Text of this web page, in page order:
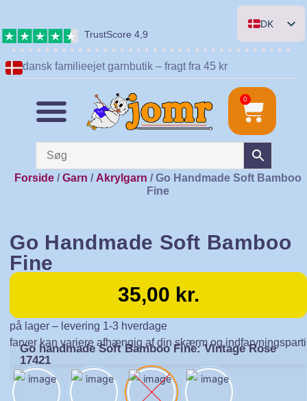
TrustScore 4,9
DK
EN
NL
dansk familieejet garnbutik – fragt fra 45 kr
0
Forside / Garn / Akrylgarn / Go Handmade Soft Bamboo
Fine
Go Handmade Soft Bamboo
Fine
35,00 kr.
på lager – levering 1-3 hverdage
farver kan variere afhængig af din skærm og indfarvningsparti
Go handmade Soft Bamboo Fine: Vintage Rose
17421